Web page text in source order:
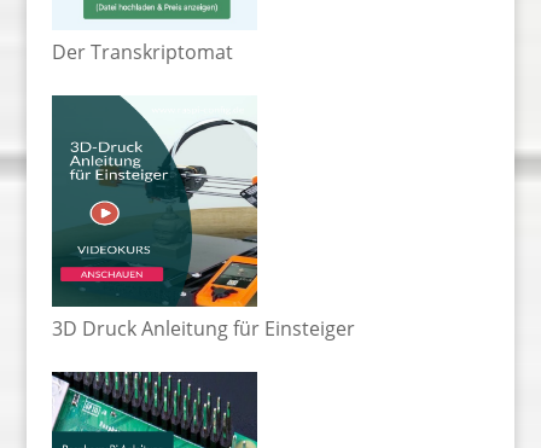
Der Transkriptomat
3D Druck Anleitung für Einsteiger